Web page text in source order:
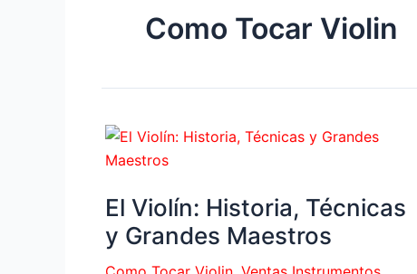
Como Tocar Violin
El Violín: Historia, Técnicas
y Grandes Maestros